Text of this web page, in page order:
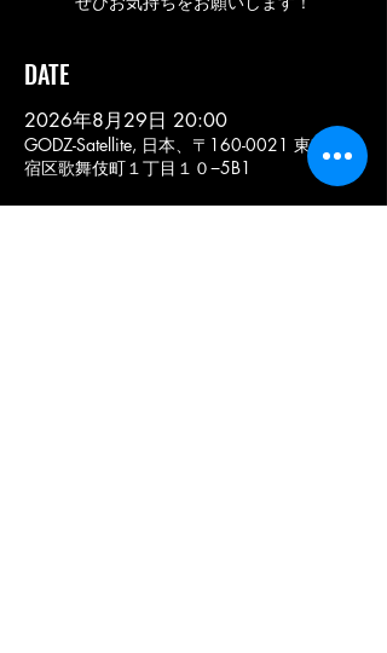
DATE
2026年8月29日 20:00
GODZ-Satellite, 日本、〒160-0021 東京都新
宿区歌舞伎町１丁目１０−5B1